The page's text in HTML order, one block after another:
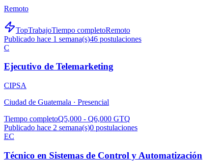
Remoto
TopTrabajoTiempo completoRemoto
Publicado hace 1 semana(s)46 postulaciones
C
Ejecutivo de Telemarketing
CIPSA
Ciudad de Guatemala · Presencial
Tiempo completoQ5,000 - Q6,000 GTQ
Publicado hace 2 semana(s)0 postulaciones
EC
Técnico en Sistemas de Control y Automatización